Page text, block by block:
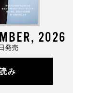
2026
発売
み